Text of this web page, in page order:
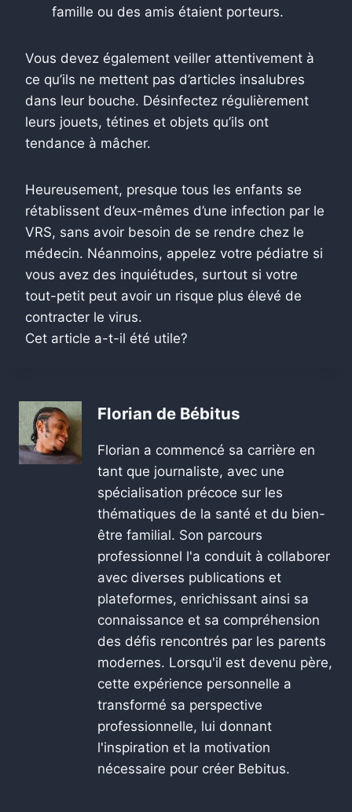
famille ou des amis étaient porteurs.
Vous devez également veiller attentivement à
ce qu’ils ne mettent pas d’articles insalubres
dans leur bouche. Désinfectez régulièrement
leurs jouets, tétines et objets qu’ils ont
tendance à mâcher.
Heureusement, presque tous les enfants se
rétablissent d’eux-mêmes d’une infection par le
VRS, sans avoir besoin de se rendre chez le
médecin. Néanmoins, appelez votre pédiatre si
vous avez des inquiétudes, surtout si votre
tout-petit peut avoir un risque plus élevé de
contracter le virus.
Cet article a-t-il été utile?
Florian de Bébitus
Florian a commencé sa carrière en
tant que journaliste, avec une
spécialisation précoce sur les
thématiques de la santé et du bien-
être familial. Son parcours
professionnel l'a conduit à collaborer
avec diverses publications et
plateformes, enrichissant ainsi sa
connaissance et sa compréhension
des défis rencontrés par les parents
modernes. Lorsqu'il est devenu père,
cette expérience personnelle a
transformé sa perspective
professionnelle, lui donnant
l'inspiration et la motivation
nécessaire pour créer Bebitus.